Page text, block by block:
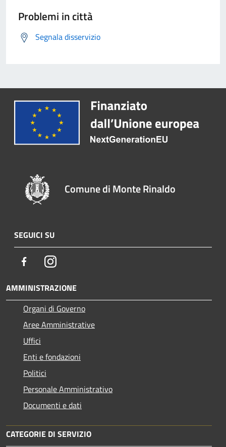
Problemi in città
Segnala disservizio
Comune di Monte Rinaldo
SEGUICI SU
FacebookInstagram
AMMINISTRAZIONE
Organi di Governo
Aree Amministrative
Uffici
Enti e fondazioni
Politici
Personale Amministrativo
Documenti e dati
CATEGORIE DI SERVIZIO